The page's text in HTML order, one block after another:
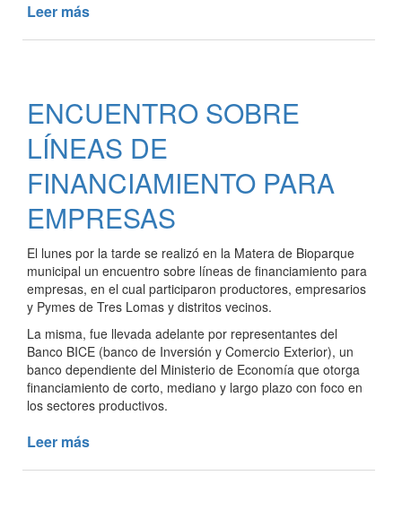
Leer más
EMERGENCIA
Y
DESASTRE
AGROPECUARIO
ENCUENTRO SOBRE
LÍNEAS DE
FINANCIAMIENTO PARA
EMPRESAS
El lunes por la tarde se realizó en la Matera de Bioparque
municipal un encuentro sobre líneas de financiamiento para
empresas, en el cual participaron productores, empresarios
y Pymes de Tres Lomas y distritos vecinos.
La misma, fue llevada adelante por representantes del
Banco BICE (banco de Inversión y Comercio Exterior), un
banco dependiente del Ministerio de Economía que otorga
financiamiento de corto, mediano y largo plazo con foco en
los sectores productivos.
Leer más